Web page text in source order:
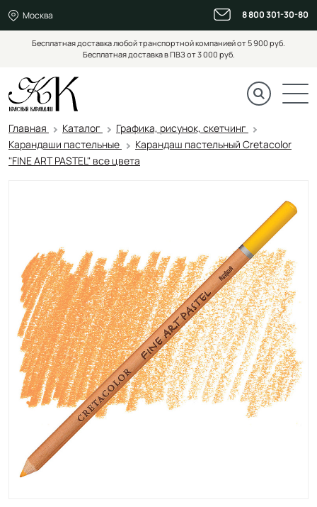
Москва 8 800 301-30-80
Бесплатная доставка любой транспортной компанией от 5 900 руб.
Бесплатная доставка в ПВЗ от 3 000 руб.
Главная Каталог
Графика, рисунок, скетчинг
Карандаши пастельные
Карандаш пастельный Cretacolor
"FINE ART PASTEL" все цвета